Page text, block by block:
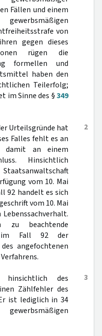
Fällen und einem
von
gegen dieses
rügen die
formellen und
haben den
Teilerfolg;
im Sinne des §349
2
Urteilsgründe hat
Falles fehlt es an
damit an einem
Hinsichtlich
vom 10. Mai
92 handelt es sich
vom 10. Mai
zu beachtende
im Fall 92 der
angefochtenen
3
des
Zählfehler des
ist lediglich in 34